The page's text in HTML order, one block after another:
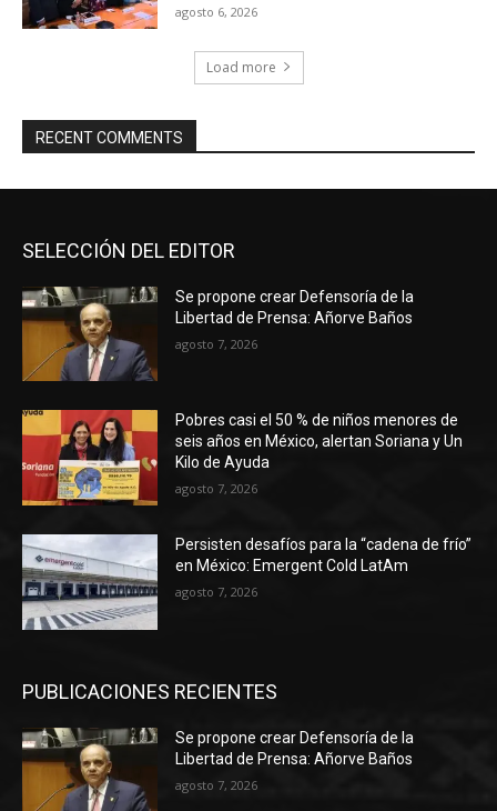
agosto 6, 2026
Load more
RECENT COMMENTS
SELECCIÓN DEL EDITOR
Se propone crear Defensoría de la
Libertad de Prensa: Añorve Baños
agosto 7, 2026
Pobres casi el 50 % de niños menores de
seis años en México, alertan Soriana y Un
Kilo de Ayuda
agosto 7, 2026
Persisten desafíos para la “cadena de frío”
en México: Emergent Cold LatAm
agosto 7, 2026
PUBLICACIONES RECIENTES
Se propone crear Defensoría de la
Libertad de Prensa: Añorve Baños
agosto 7, 2026